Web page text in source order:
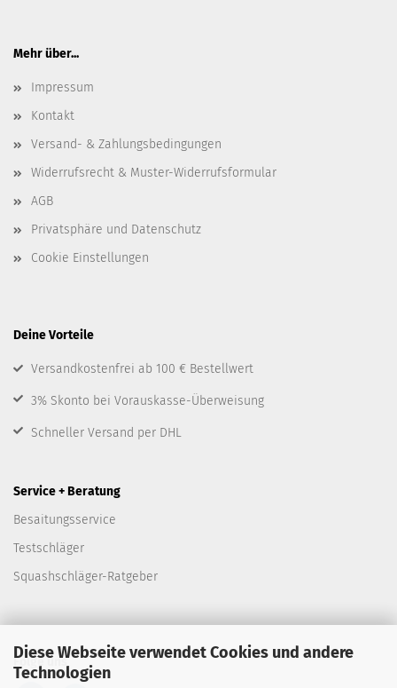
Diese Webseite verwendet Cookies und andere
Technologien
Mehr über...
Impressum
Kontakt
Versand- & Zahlungsbedingungen
Widerrufsrecht & Muster-Widerrufsformular
AGB
Privatsphäre und Datenschutz
Cookie Einstellungen
Deine Vorteile
Versandkostenfrei ab 100 € Bestellwert
3% Skonto bei Vorauskasse-Überweisung
Schneller Versand per DHL
Service + Beratung
Besaitungsservice
Testschläger
Squashschläger-Ratgeber
Folge uns